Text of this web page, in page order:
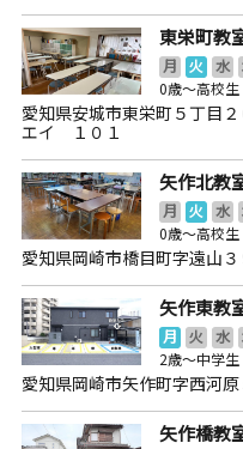
東栄町教
月 火 水
0歳～高校生
愛知県安城市東栄町５丁目
エイ １０１
矢作北教
月 火 水
0歳～高校生
愛知県岡崎市橋目町字遠山３
矢作東教
月 火 水
2歳～中学生
愛知県岡崎市矢作町字西河原
矢作橋教